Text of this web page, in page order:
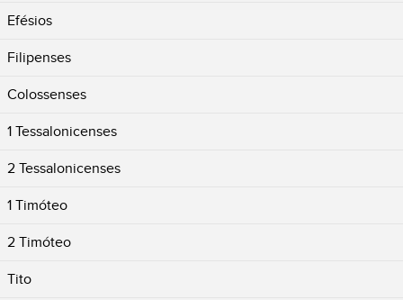
Efésios
Filipenses
Colossenses
1 Tessalonicenses
2 Tessalonicenses
1 Timóteo
2 Timóteo
Tito